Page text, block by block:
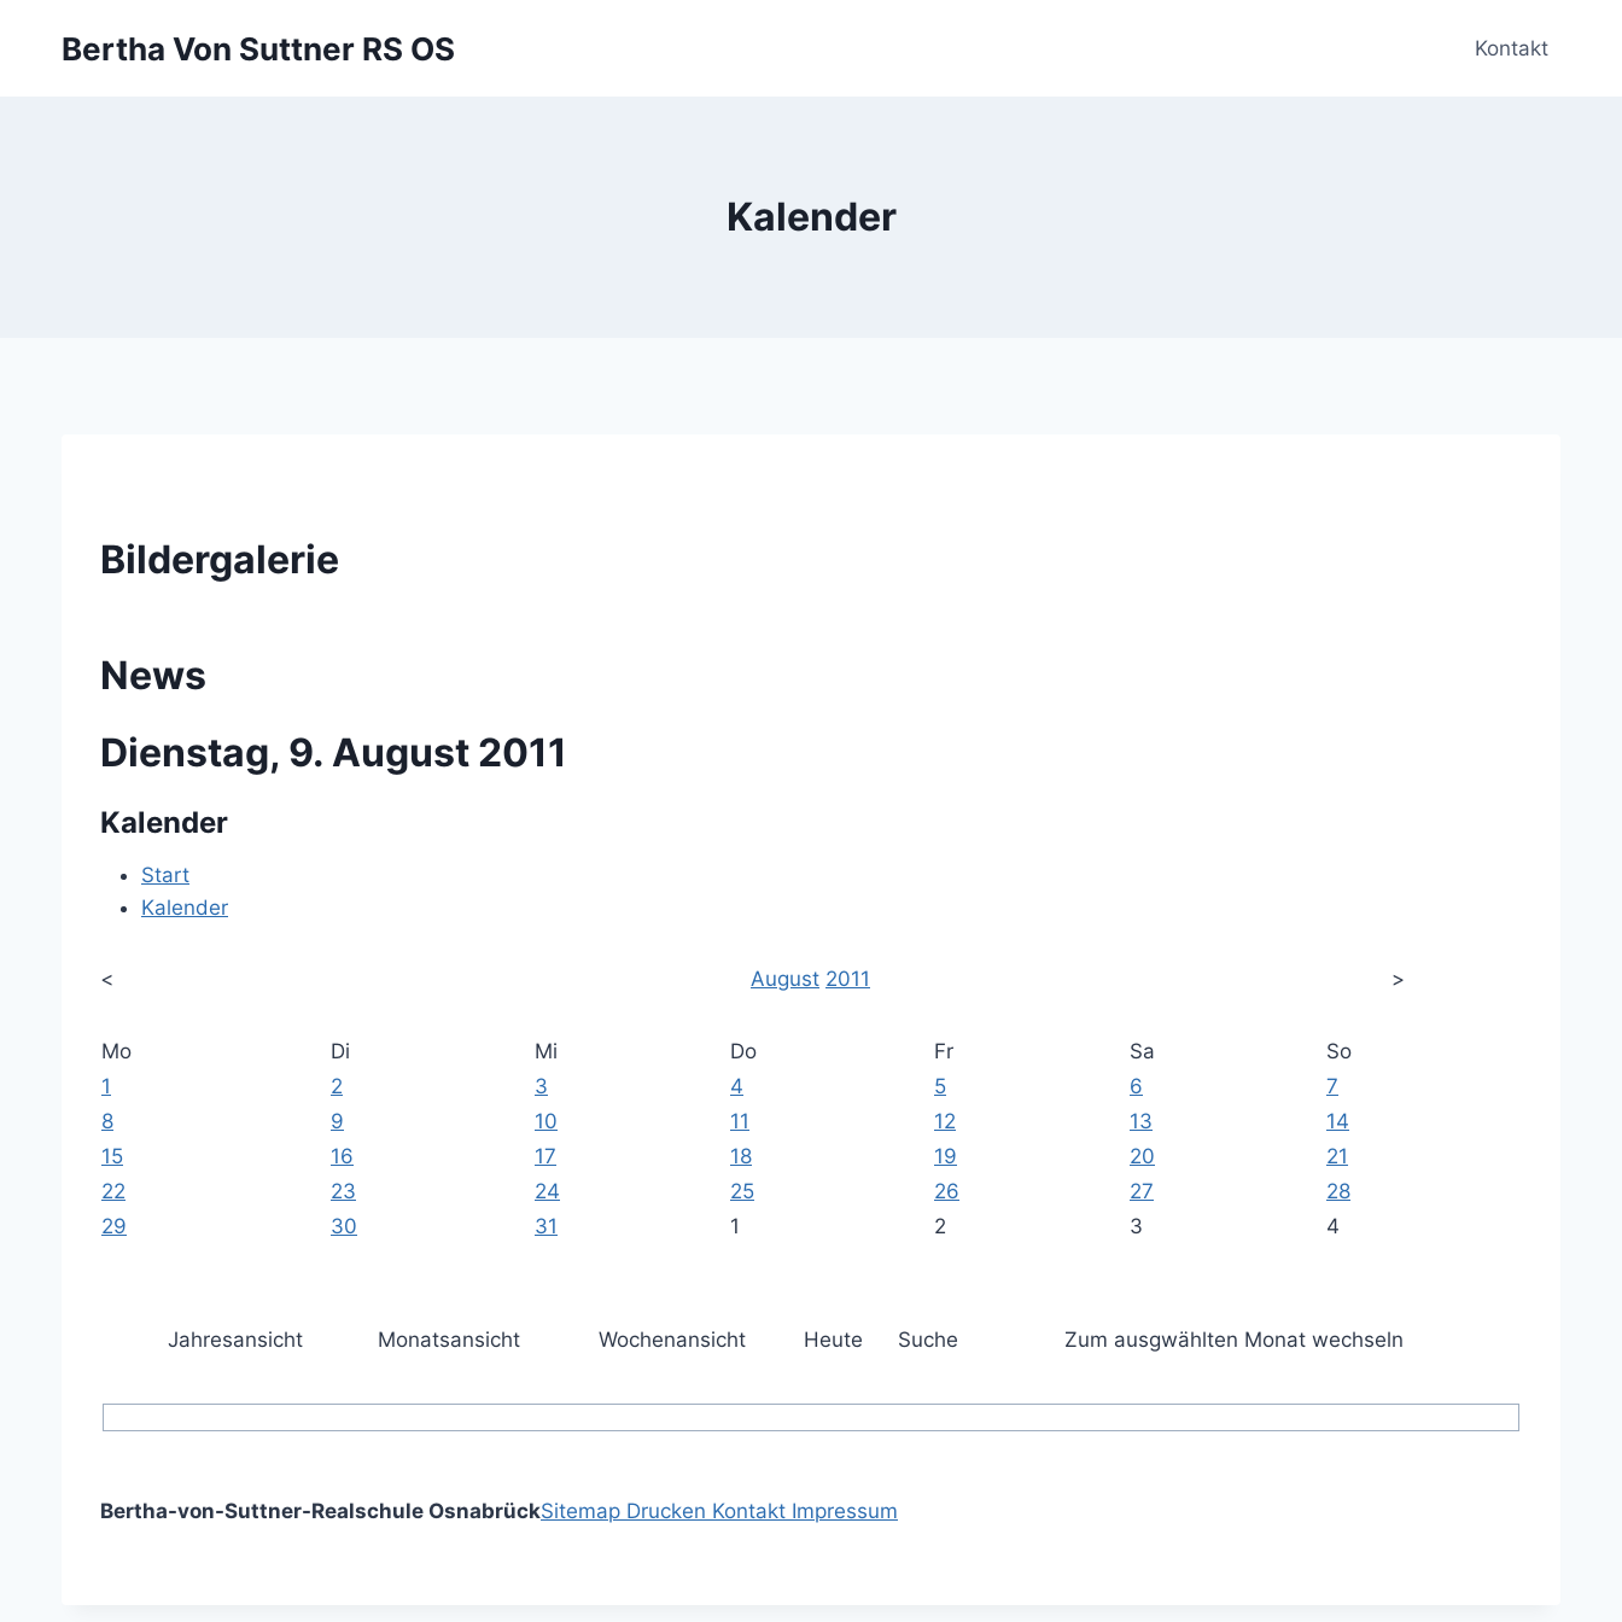
Bertha Von Suttner RS OS Kontakt
Kalender
Bildergalerie
News
Dienstag, 9. August 2011
Kalender
Start
Kalender
< August 2011 >
Mo Di Mi Do Fr Sa
So
1
2 3 4 5 6
7
8
9 10 11 12 13
14
15
16 17 18 19 20
21
22
23 24 25 26 27
28
29
30 31 1 2 3 4
Jahresansicht Monatsansicht Wochenansicht Heute Suche Zum ausgwählten Monat wechseln
Bertha-von-Suttner-Realschule OsnabrückSitemap Drucken Kontakt Impressum